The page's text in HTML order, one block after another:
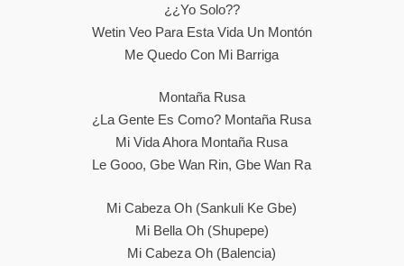
¿¿Yo Solo??
Wetin Veo Para Esta Vida Un Montón
Me Quedo Con Mi Barriga
Montaña Rusa
¿La Gente Es Como? Montaña Rusa
Mi Vida Ahora Montaña Rusa
Le Gooo, Gbe Wan Rin, Gbe Wan Ra
Mi Cabeza Oh (sankuli Ke Gbe)
Mi Bella Oh (Shupepe)
Mi Cabeza Oh (Balencia)